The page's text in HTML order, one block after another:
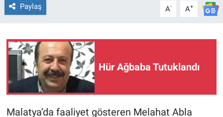
Paylaş A- A+
Hür Ağbaba Tutuklandı
Malatya’da faaliyet gösteren Melahat Abla